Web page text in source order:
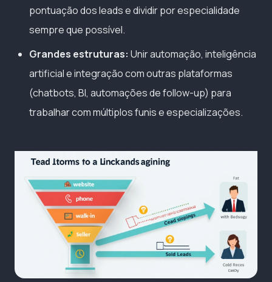
pontuação dos leads e dividir por especialidade
sempre que possível.
Grandes estruturas: Unir automação, inteligência
artificial e integração com outras plataformas
(chatbots, BI, automações de follow-up) para
trabalhar com múltiplos funis e especializações.